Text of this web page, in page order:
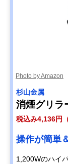
Photo by Amazon
杉山金属
消煙グリラ
税込み4,136円
操作が簡単
1,200Wのハイ